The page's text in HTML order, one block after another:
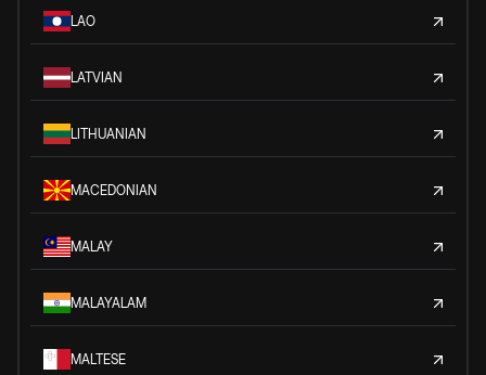
LAO
LATVIAN
LITHUANIAN
MACEDONIAN
MALAY
MALAYALAM
MALTESE